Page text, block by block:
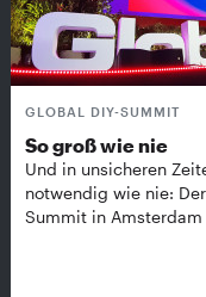
GLOBAL DIY-SUMMIT
So groß wie nie
Und in unsicheren
notwendig wie nie:
Summit in